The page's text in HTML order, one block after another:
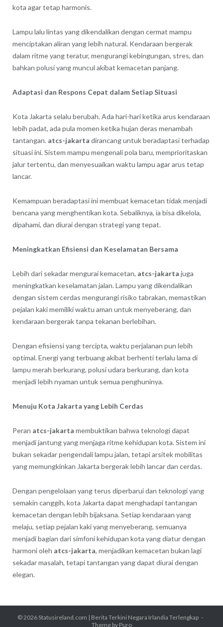
kota agar tetap harmonis.
Lampu lalu lintas yang dikendalikan dengan cermat mampu
menciptakan aliran yang lebih natural. Kendaraan bergerak
dalam ritme yang teratur, mengurangi kebingungan, stres, dan
bahkan polusi yang muncul akibat kemacetan panjang.
Adaptasi dan Respons Cepat dalam Setiap Situasi
Kota Jakarta selalu berubah. Ada hari-hari ketika arus kendaraan
lebih padat, ada pula momen ketika hujan deras menambah
tantangan. atcs-jakarta dirancang untuk beradaptasi terhadap
situasi ini. Sistem mampu mengenali pola baru, memprioritaskan
jalur tertentu, dan menyesuaikan waktu lampu agar arus tetap
lancar.
Kemampuan beradaptasi ini membuat kemacetan tidak menjadi
bencana yang menghentikan kota. Sebaliknya, ia bisa dikelola,
dipahami, dan diurai dengan strategi yang tepat.
Meningkatkan Efisiensi dan Keselamatan Bersama
Lebih dari sekadar mengurai kemacetan, atcs-jakarta juga
meningkatkan keselamatan jalan. Lampu yang dikendalikan
dengan sistem cerdas mengurangi risiko tabrakan, memastikan
pejalan kaki memiliki waktu aman untuk menyeberang, dan
kendaraan bergerak tanpa tekanan berlebihan.
Dengan efisiensi yang tercipta, waktu perjalanan pun lebih
optimal. Energi yang terbuang akibat berhenti terlalu lama di
lampu merah berkurang, polusi udara berkurang, dan kota
menjadi lebih nyaman untuk semua penghuninya.
Menuju Kota Jakarta yang Lebih Cerdas
Peran atcs-jakarta membuktikan bahwa teknologi dapat
menjadi jantung yang menjaga ritme kehidupan kota. Sistem ini
bukan sekadar pengendali lampu jalan, tetapi arsitek mobilitas
yang memungkinkan Jakarta bergerak lebih lancar dan cerdas.
Dengan pengelolaan yang terus diperbarui dan teknologi yang
semakin canggih, kota Jakarta dapat menghadapi tantangan
kemacetan dengan lebih bijaksana. Setiap kendaraan yang
melaju, setiap pejalan kaki yang menyeberang, semuanya
menjadi bagian dari simfoni kehidupan kota yang diatur dengan
harmoni oleh atcs-jakarta, menjadikan kemacetan bukan lagi
sekadar masalah, tetapi tantangan yang dapat diurai dengan
elegan.
© 2026 Statusireland.com | Berita Terkini Negara Irlandia Terlengkap
Theme by Puro